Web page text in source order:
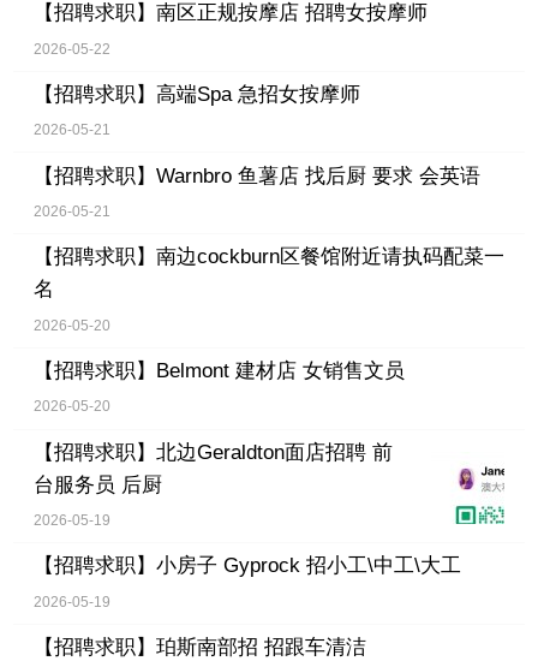
【招聘求职】 南区正规按摩店 招聘女按摩师
2026-05-22
【招聘求职】 高端Spa 急招女按摩师
2026-05-21
【招聘求职】 Warnbro 鱼薯店 找后厨 要求 会英语
2026-05-21
【招聘求职】 南边cockburn区餐馆附近请执码配菜一
名
2026-05-20
【招聘求职】 Belmont 建材店 女销售文员
2026-05-20
【招聘求职】 北边Geraldton面店招聘 前
台服务员 后厨
2026-05-19
【招聘求职】 小房子 Gyprock 招小工\中工\大工
2026-05-19
【招聘求职】 珀斯南部招 招跟车清洁